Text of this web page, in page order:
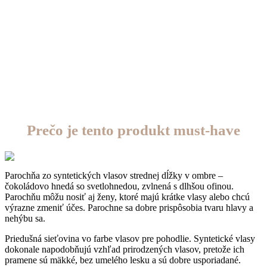
Prečo je tento produkt must-have
Parochňa zo syntetických vlasov strednej dĺžky v ombre –
čokoládovo hnedá so svetlohnedou, zvlnená s dlhšou ofinou.
Parochňu môžu nosiť aj ženy, ktoré majú krátke vlasy alebo chcú
výrazne zmeniť účes. Parochne sa dobre prispôsobia tvaru hlavy a
nehýbu sa.
Priedušná sieťovina vo farbe vlasov pre pohodlie. Syntetické vlasy
dokonale napodobňujú vzhľad prirodzených vlasov, pretože ich
pramene sú mäkké, bez umelého lesku a sú dobre usporiadané.